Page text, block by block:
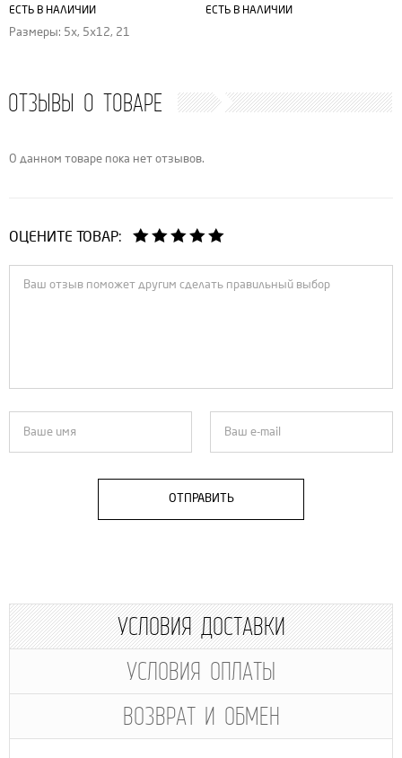
ЕСТЬ В НАЛИЧИИ
Размеры: 5x, 5x12, 21
ЕСТЬ В НАЛИЧИИ
ОТЗЫВЫ О ТОВАРЕ
О данном товаре пока нет отзывов.
ОЦЕНИТЕ ТОВАР:
ОТПРАВИТЬ
УСЛОВИЯ ДОСТАВКИ
УСЛОВИЯ ОПЛАТЫ
ВОЗВРАТ И ОБМЕН